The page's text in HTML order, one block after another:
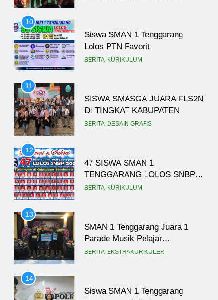
10
Siswa SMAN 1 Tenggarang
Lolos PTN Favorit
BERITA KURIKULUM
11
SISWA SMASGA JUARA FLS2N
DI TINGKAT KABUPATEN
BERITA DESAIN GRAFIS
12
47 SISWA SMAN 1
TENGGARANG LOLOS SNBP
2023, SEKOLAH TANCAP GAS
BERITA KURIKULUM
13
SMAN 1 Tenggarang Juara 1
Parade Musik Pelajar
Bondowoso
BERITA EKSTRAKURIKULER
14
Siswa SMAN 1 Tenggarang